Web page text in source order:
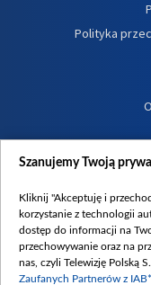
Polityka
Szanujemy Twoją
Kliknij "Akceptuję i
korzystanie z technologii
dostęp do informacji na
przechowywanie oraz na
nas, czyli Telewizję Polską
Zaufanych Partnerów z